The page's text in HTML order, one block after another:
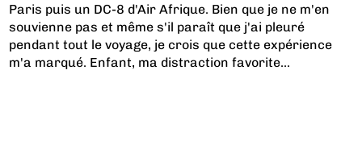
Paris puis un DC-8 d'Air Afrique. Bien que je ne m'en
souvienne pas et même s'il paraît que j'ai pleuré
pendant tout le voyage, je crois que cette expérience
m'a marqué. Enfant, ma distraction favorite...